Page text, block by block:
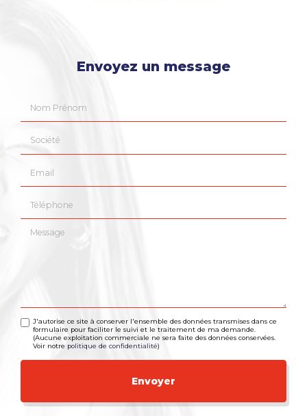
Envoyez un message
Message
J'autorise ce site à conserver l'ensemble des données transmises dans ce
formulaire pour faciliter le suivi et le traitement de ma demande.
(Aucune exploitation commerciale ne sera faite des données conservées.
Voir notre politique de confidentialité)